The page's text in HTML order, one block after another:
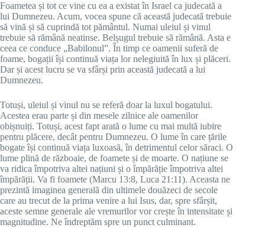
Foametea și tot ce vine cu ea a existat în Israel ca judecată a
lui Dumnezeu. Acum, vocea spune că această judecată trebuie
să vină și să cuprindă tot pământul. Numai uleiul și vinul
trebuie să rămână neatinse. Belșugul trebuie să rămână. Asta e
ceea ce conduce „Babilonul”. În timp ce oamenii suferă de
foame, bogații își continuă viața lor nelegiuită în lux și plăceri.
Dar și acest lucru se va sfârși prin această judecată a lui
Dumnezeu.
Totuși, uleiul și vinul nu se referă doar la luxul bogatului.
Acestea erau parte și din mesele zilnice ale oamenilor
obișnuiți. Totuși, acest fapt arată o lume cu mai multă iubire
pentru plăcere, decât pentru Dumnezeu. O lume în care țările
bogate își continuă viața luxoasă, în detrimentul celor săraci. O
lume plină de războaie, de foamete și de moarte. O națiune se
va ridica împotriva altei națiuni și o împărăție împotriva altei
împărății. Va fi foamete (Marcu 13:8, Luca 21:11). Aceasta ne
prezintă imaginea generală din ultimele douăzeci de secole
care au trecut de la prima venire a lui Isus, dar, spre sfârșit,
aceste semne generale ale vremurilor vor crește în intensitate și
magnitudine. Ne îndreptăm spre un punct culminant.